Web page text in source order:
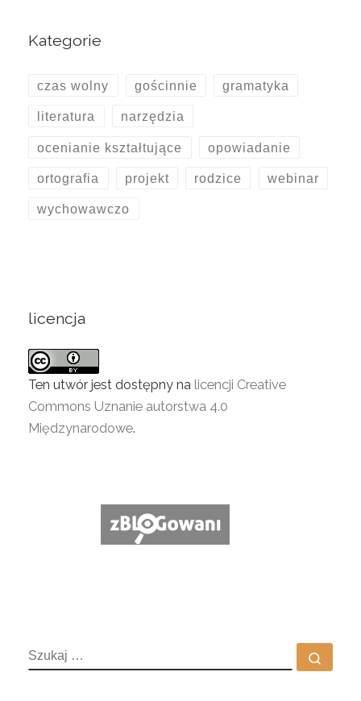
Kategorie
czas wolny gościnnie gramatyka
literatura narzędzia
ocenianie kształtujące opowiadanie
ortografia projekt rodzice webinar
wychowawczo
licencja
Ten utwór jest dostępny na licencji Creative
Commons Uznanie autorstwa 4.0
Międzynarodowe.
SZUKAJ